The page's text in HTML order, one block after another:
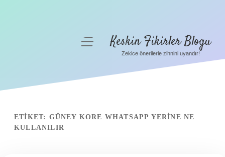
Gizlilik Politikası
Hakkımızda
menüyü
aç
Keskin Fikirler Blogu
Zekice önerilerle zihnini uyandır!
ETIKET: GÜNEY KORE WHATSAPP YERINE NE
KULLANILIR